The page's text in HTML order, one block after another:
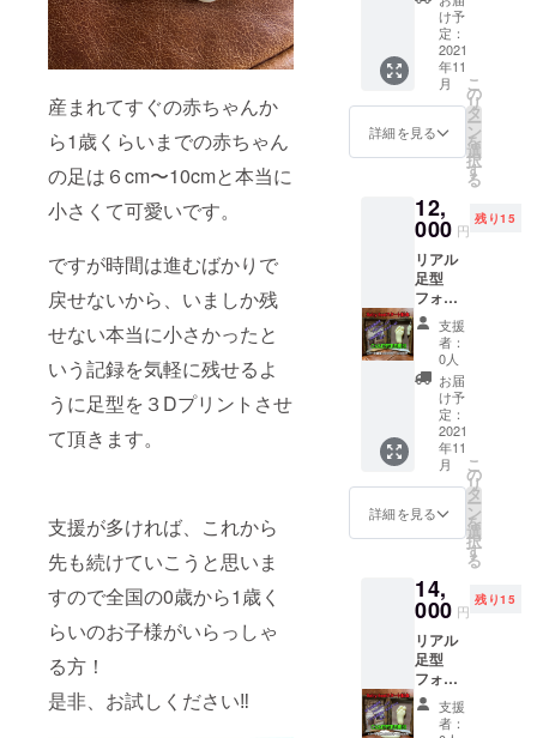
産まれてすぐの赤ちゃんか
ら1歳くらいまでの赤ちゃん
の足は６cm〜10cmと本当に
小さくて可愛いです。
ですが時間は進むばかりで
戻せないから、いましか残
せない本当に小さかったと
いう記録を気軽に残せるよ
うに足型を３Dプリントさせ
て頂きます。
支援が多ければ、これから
先も続けていこうと思いま
すので全国の0歳から1歳く
らいのお子様がいらっしゃ
る方！
是非、お試しください‼︎
ん、お
ばあ
ちゃん
に孫記
念にプ
トなど
使い方
す。 支
援額、
種類関
係無
く、支
援頂い
た順番
で製作
いたし
ますの
で、 支
援数が
多い時
は納期
が遅れ
もござ
いま
援お礼
メール
に足の
写真を
お送り
くださ
い。サ
イズは
トラッ
プ、鍵
のキー
ホル
ダーに
と丁度
いいサ
を近く
に感じ
りに
なって
ます。
離れて
暮らす
おじい
ちゃ
ん、お
ばあ
ちゃん
に孫記
念にプ
トなど
使い方
す。 備
考（支
援お礼
のメー
ルに足
の写真
をお送
りくだ
類関係
無く、
支援頂
いた順
番で製
作いた
します
時は納
期が遅
れる場
合もご
ざいま
す。 備
考（支
援お礼
のメー
ルにて
足の写
真と足
のサイ
ズをお
送りく
ださ
い。。
キーホ
ダー
個 支援
お礼の
メール
リアル
足型付
トフ
レーム
と足型
キーホ
ルダー
のセッ
トにな
りま
す。 支
援額、
種類関
係無
く、支
援頂い
た順番
で製作
いたし
多い時
は納期
が遅れ
る場合
もござ
いま
す。 備
考（支
け予
定：
2021
年11
月
詳細を見る
こ
の
リ
タ
ー
ン
を
選
択
す
る
12,
000 円
残り15
リアル
足型
フォト
フレー
ム ×１
個 ４cm
足型
キーホ
ダー
個 支援
お礼の
メール
リアル
足型付
トフ
レーム1
個と足
型キー
ホル
ダー2個
のセッ
トにな
支援
者：
0人
お届
け予
定：
2021
年11
月
詳細を見る
こ
の
リ
タ
ー
ン
を
選
択
す
る
14,
000 円
残り15
リアル
足型
フォト
フレー
ム ×１
支援
者：